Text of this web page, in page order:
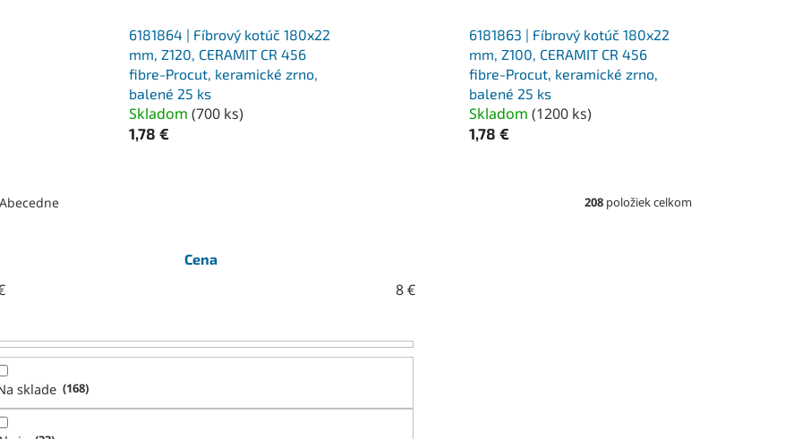
6181864 | Fíbrový kotúč 180x22
mm, Z120, CERAMIT CR 456
fibre-Procut, keramické zrno,
balené 25 ks
Skladom(700 ks)
1,78 €
6181863 | Fíbrový kotúč 180x22
mm, Z100, CERAMIT CR 456
fibre-Procut, keramické zrno,
balené 25 ks
Skladom (1200 ks)
1,78 €
Abecedne 208 položiek celkom
Cena
8€
sklade 168